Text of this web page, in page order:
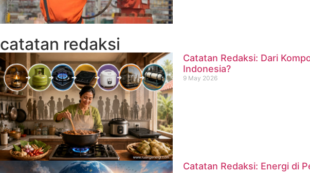
catatan redaksi
Catatan Redaksi: Dari
Indonesia?
9 May 2026
Catatan Redaksi: Energi di